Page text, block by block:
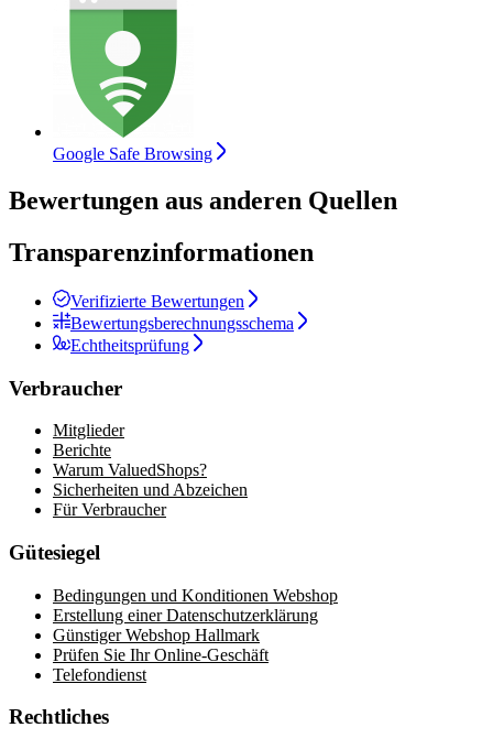
Google Safe Browsing
Bewertungen aus anderen Quellen
Transparenzinformationen
Verifizierte Bewertungen
Bewertungsberechnungsschema
Echtheitsprüfung
Verbraucher
Mitglieder
Berichte
Warum ValuedShops?
Sicherheiten und Abzeichen
Für Verbraucher
Gütesiegel
Bedingungen und Konditionen Webshop
Erstellung einer Datenschutzerklärung
Günstiger Webshop Hallmark
Prüfen Sie Ihr Online-Geschäft
Telefondienst
Rechtliches